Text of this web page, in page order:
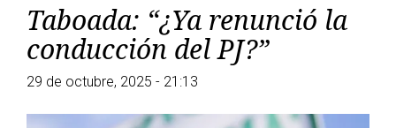
Taboada: “¿Ya renunció la
conducción del PJ?”
29 de octubre, 2025 - 21:13